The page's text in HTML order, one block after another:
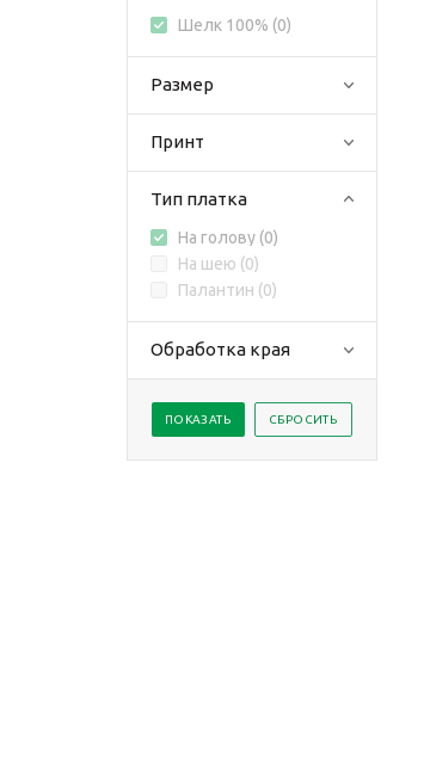
Шелк 100% (0)
Размер
Принт
Тип платка
На голову (0)
На шею (0)
Палантин (0)
Обработка края